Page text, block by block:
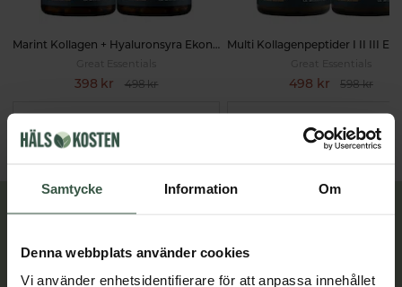
Samtycke Information Om
Denna webbplats använder cookies
Vi använder enhetsidentifierare för att anpassa innehållet
Marint Kollagen + Hyaluronsyra Ekonomipack 2x120k
Great Essentials
398 kr 498 kr
Great Essentials
498 kr 598 kr